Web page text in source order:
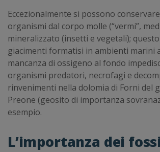
Eccezionalmente si possono
organismi dal corpo molle (“vermi”,
mineralizzato (insetti e vegetali);
giacimenti formatisi in ambienti marini
mancanza di ossigeno al fondo
organismi predatori, necrofagi e
rinvenimenti nella dolomia di Forni del
Preone (geosito di importanza
esempio.
L’importanza dei